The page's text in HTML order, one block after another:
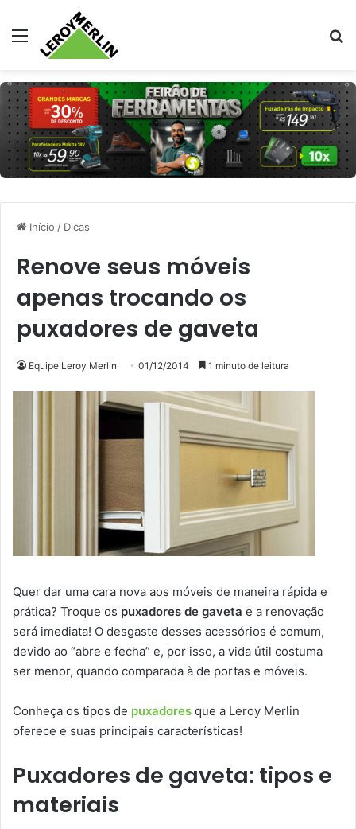
Menu
Início / Dicas
Renove seus móveis
apenas trocando os
puxadores de gaveta
Equipe Leroy Merlin 01/12/2014 1 minuto de leitura
Quer dar uma cara nova aos móveis de maneira rápida e
prática? Troque os puxadores de gaveta e a renovação
será imediata! O desgaste desses acessórios é comum,
devido ao “abre e fecha” e, por isso, a vida útil costuma
ser menor, quando comparada à de portas e móveis.
Conheça os tipos de puxadores que a Leroy Merlin
oferece e suas principais características!
Puxadores de gaveta: tipos e
materiais